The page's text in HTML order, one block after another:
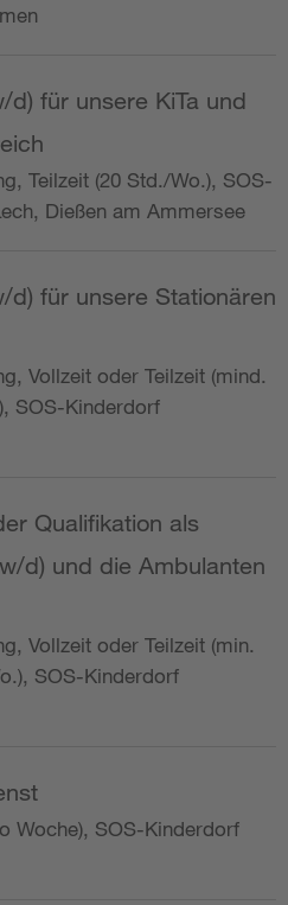
d) für unsere KiTa und
Teilzeit (20 Std./Wo.), SOS-
Dießen am Ammersee
d) für unsere Stationären
Vollzeit oder Teilzeit (mind.
SOS-Kinderdorf
Qualifikation als
d) und die Ambulanten
Vollzeit oder Teilzeit (min.
SOS-Kinderdorf
Woche), SOS-Kinderdorf